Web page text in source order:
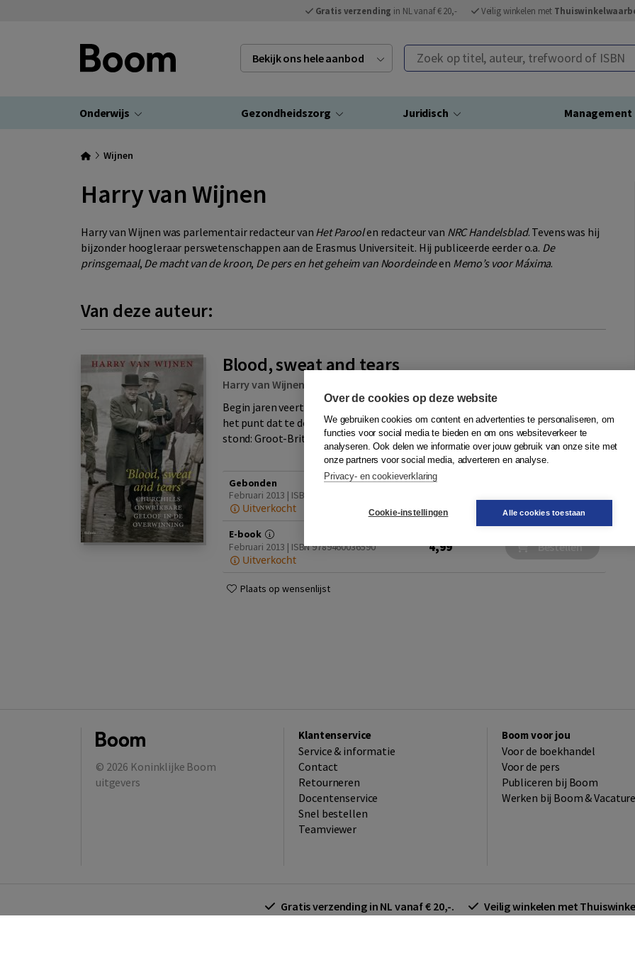
Gratis verzending in NL vanaf € 20,- Veilig winkelen met
Bekijk ons hele aanbod Zoek op titel, auteur, trefwoord of ISBN
Onderwijs Gezondheidszorg Juridisch Management
Wijnen
Harry van Wijnen
Harry van Wijnen was parlementair redacteur van Het Paroolen redacteur van NRC Handelsblad. Tevens was hij
bijzonder hoogleraar perswetenschappen aan de Erasmus Universiteit. Hij publiceerde eerder o.a. De
prinsgemaal, De macht van de kroon, De pers en het geheim van Noordeindeen Memo’s voor Máxima.
Van deze auteur:
Blood, sweat and tears
Harry van Wijnen
Begin jaren veertig had Hitler een groot deel van Europa veroverd, of stond op
het punt dat te doen. Er was maar één land dat de totale overwinning in de weg
stond: Groot-Brittannië. En daarbinnen ...Meer
Gebonden
Februari 2013 | ISBN 9789460036064
Uitverkocht
E-book
Februari 2013 | ISBN 9789460036590
Uitverkocht
4,99 Bestellen
Plaats op wensenlijst
© 2026 Koninklijke Boom
uitgevers
Klantenservice
Service & informatie
Contact
Retourneren
Docentenservice
Snel bestellen
Teamviewer
Boom voor jou
Voor de boekhandel
Voor de pers
Publiceren bij Boom
Werken bij Boom &
Gratis verzending in NL vanaf € 20,-. Veilig winkelen met
Over de cookies op deze website
We gebruiken cookies om content en advertenties te personaliseren, om
functies voor social media te bieden en om ons websiteverkeer te
analyseren. Ook delen we informatie over jouw gebruik van onze site met
onze partners voor social media, adverteren en analyse.
Privacy- en cookieverklaring
Cookie-instellingen Alle cookies toestaan